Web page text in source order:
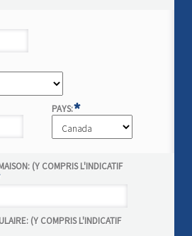
PAYS:*
(Y COMPRIS L'INDICATIF
(Y COMPRIS L'INDICATIF